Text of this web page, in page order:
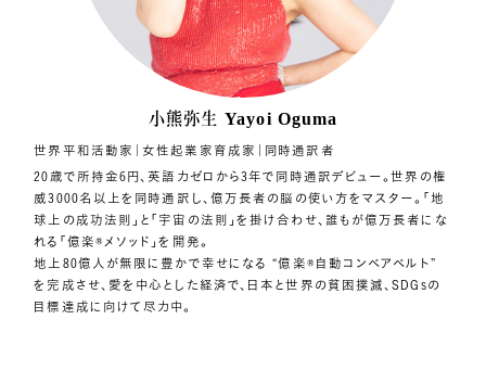
小熊弥生 Yayoi Oguma
世界平和活動家｜女性起業家育成家｜同時通訳者
20歳で所持金6円、英語力ゼロから3年で同時通訳デビュー。世界の権
威3000名以上を同時通訳し、億万長者の脳の使い方をマスター。「地
球上の成功法則」と「宇宙の法則」を掛け合わせ、誰もが億万長者にな
れる「億楽®︎メソッド」を開発。
地上80億人が無限に豊かで幸せになる “億楽®自動コンベアベルト”
を完成させ、愛を中心とした経済で、日本と世界の貧困撲滅、SDGsの
目標達成に向けて尽力中。